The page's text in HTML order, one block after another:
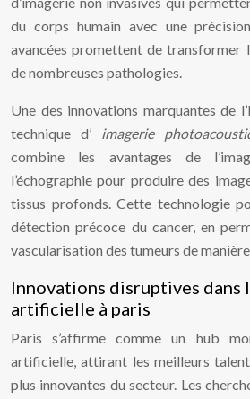
du corps humain avec une
avancées promettent de transformer
de nombreuses pathologies.
Une des innovations marquantes de
technique d’ imagerie
combine les avantages de
l’échographie pour produire des
tissus profonds. Cette technologie
détection précoce du cancer, en
vascularisation des tumeurs de
Innovations disruptives dans
artificielle à paris
Paris s’affirme comme un hub
artificielle, attirant les meilleurs
plus innovantes du secteur. Les